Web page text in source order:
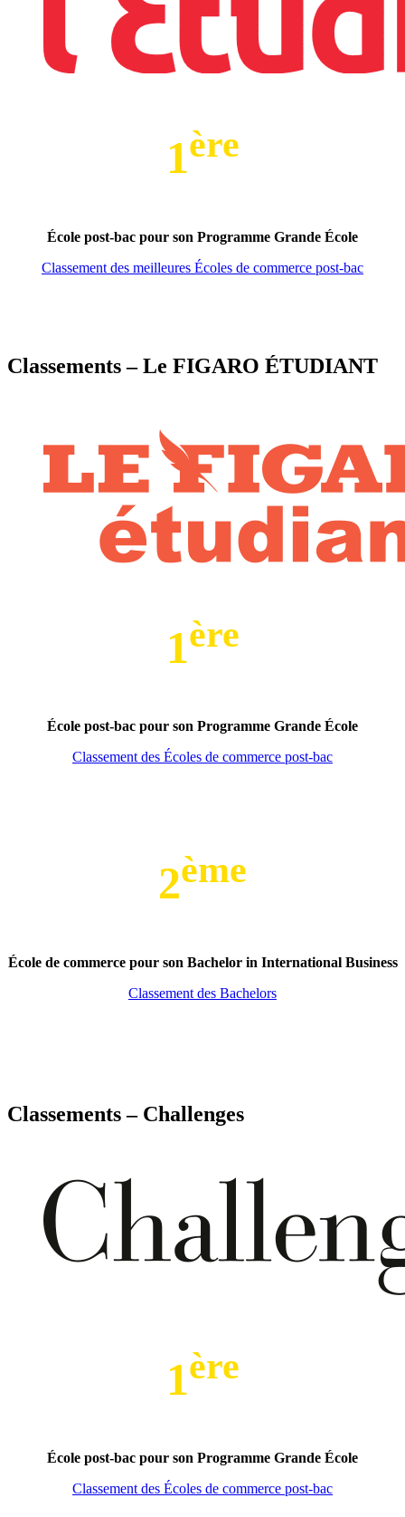
1ère
École post-bac pour son Programme Grande École
Classement des meilleures Écoles de commerce post-bac
Classements – Le FIGARO ÉTUDIANT
1ère
École post-bac pour son Programme Grande École
Classement des Écoles de commerce post-bac
2ème
École de commerce pour son Bachelor in International Business
Classement des Bachelors
Classements – Challenges
1ère
École post-bac pour son Programme Grande École
Classement des Écoles de commerce post-bac